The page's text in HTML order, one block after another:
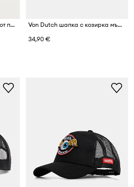
Von Dutch тениска дамска от памук
Von Dutch шапка с козирка мъжка
34,90 €